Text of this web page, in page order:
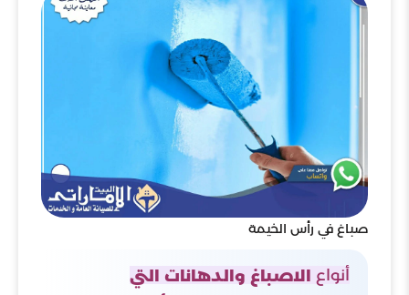
صباغ في رأس الخيمة
أنواع الاصباغ والدهانات التي